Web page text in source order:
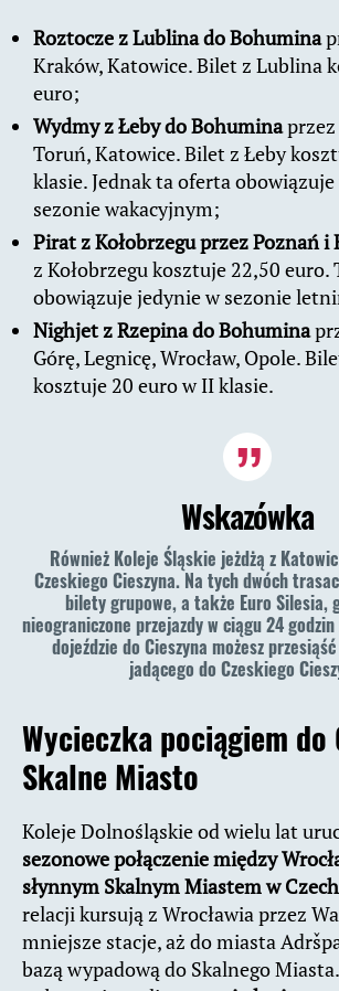
Roztocze z Lublina do Bohumina
Kraków, Katowice. Bilet z Lublina
euro;
Wydmy z Łeby do Bohuminaprzez
Toruń, Katowice. Bilet z Łeby
klasie. Jednak ta oferta
sezonie wakacyjnym;
Pirat z Kołobrzegu przez Poznań i
z Kołobrzegu kosztuje 22,50 euro.
obowiązuje jedynie w sezonie
Nighjet z Rzepina do Bohumina
Górę, Legnicę, Wrocław, Opole.
kosztuje 20 euro w II klasie.
Wskazówka
Również Koleje Śląskie jeżdżą z
Czeskiego Cieszyna. Na tych dwóch
bilety grupowe, a także Euro Silesia,
nieograniczone przejazdy w ciągu 24 godzin
dojeździe do Cieszyna możesz
jadącego do Czeskiego
Wycieczka pociągiem do
Skalne Miasto
Koleje Dolnośląskie od wielu lat
sezonowe połączenie między
słynnym Skalnym Miastem w
relacji kursują z Wrocławia przez
mniejsze stacje, aż do miasta
bazą wypadową do Skalnego